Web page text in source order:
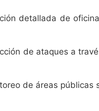
detallada de
de ataques a
de áreas públicas